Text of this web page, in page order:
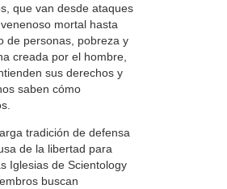
que van desde ataques
mortal hasta
de personas, pobreza y
creada por el hombre,
sus derechos y
saben cómo
tradición de defensa
de la libertad para
Iglesias de Scientology
buscan